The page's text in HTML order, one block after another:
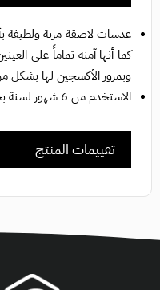
عدسات لاصقة مرنة ولطيفة
كما أنها آمنة تماماً على
وبمرور الأكسجين لها بشكل
الاستخدم من 6 شهور لسنة بحسب طبيعة الاستخدام.
تقييمات المنتج